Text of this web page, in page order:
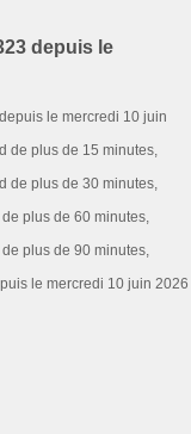
depuis le
le mercredi 10 juin
de plus de 15 minutes,
de plus de 30 minutes,
plus de 60 minutes,
plus de 90 minutes,
le mercredi 10 juin 2026